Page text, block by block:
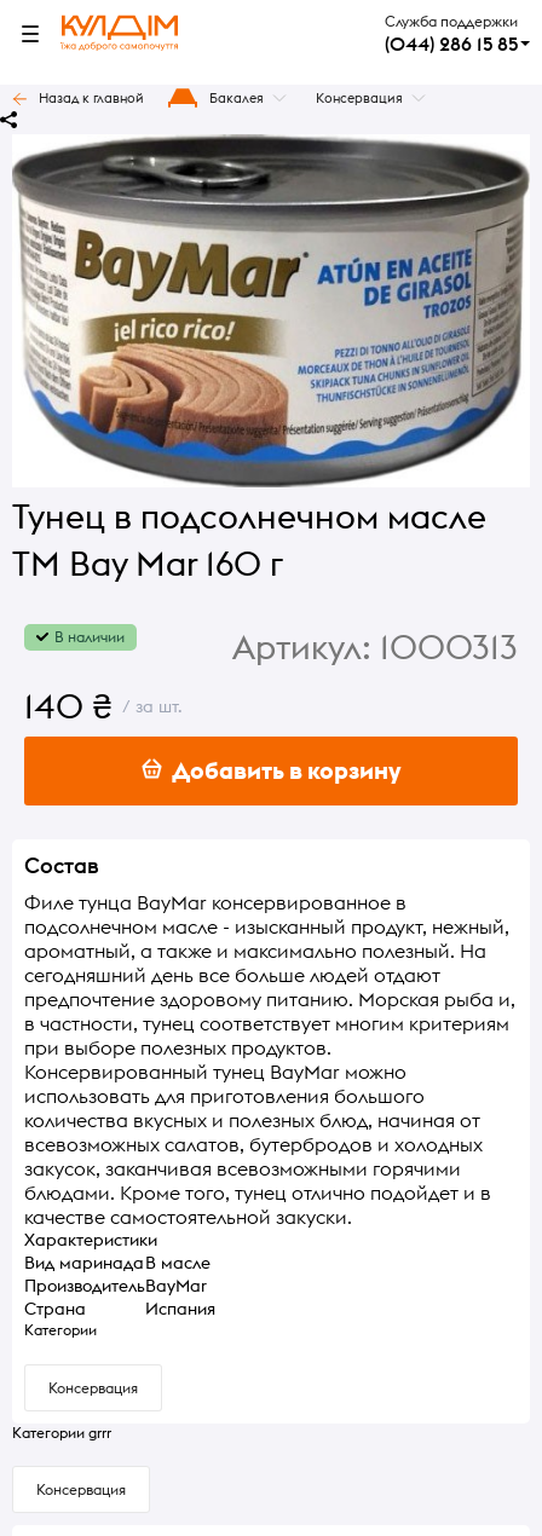
Служба поддержки
(044) 286 15 85
Назад к главной Бакалея Консервация
Тунец в подсолнечном масле
ТМ Bay Mar 160 г
В наличии Артикул: 1000313
140 ₴ / за шт.
Добавить в корзину
Состав
Филе тунца BayMar консервированное в
подсолнечном масле - изысканный продукт, нежный,
ароматный, а также и максимально полезный. На
сегодняшний день все больше людей отдают
предпочтение здоровому питанию. Морская рыба и,
в частности, тунец соответствует многим критериям
при выборе полезных продуктов.
Консервированный тунец BayMar можно
использовать для приготовления большого
количества вкусных и полезных блюд, начиная от
всевозможных салатов, бутербродов и холодных
закусок, заканчивая всевозможными горячими
блюдами. Кроме того, тунец отлично подойдет и в
качестве самостоятельной закуски.
Характеристики
Вид маринадаВ масле
ПроизводительBayMar
Страна
Испания
Категории
Консервация
Категории grrr
Консервация